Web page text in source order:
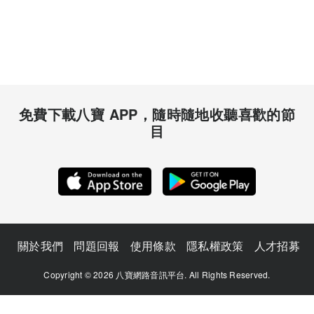
免費下載八寶 APP，隨時隨地收聽喜歡的節
目
關於我們 問題回報 使用條款 隱私權政策 人才招募
Copyright © 2026 八寶網路音訊平台. All Rights Reserved.